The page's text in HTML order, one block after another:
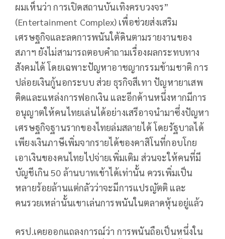
ผมเห็นว่า การเปิดสถานบันเทิงครบวงจร”
(Entertainment Complex) เพื่อช่วยส่งเสริม
เศรษฐกิจและลดการพนันใต้ดินตามรายงานของ
สภาฯ ยังไม่สามารถตอบคำถามเรื่องผลกระทบทาง
สังคมได้ โดยเฉพาะปัญหาอาชญากรรมข้ามชาติ การ
ปล่อยเงินกู้นอกระบบ ส่วย ธุรกิจสีเทา ปัญหายาเสพ
ติดและแหล่งการฟอกเงิน และอีกด้านหนึ่งหากมีการ
อนุญาตให้คนไทยเล่นได้อย่างเสรีอาจนำมาซึ่งปัญหา
เศรษฐกิจฐานรากของไทยล่มสลายได้ โดยรัฐบาลได้
เพียงเงินภาษีเพิ่มจากรายได้ของคาสิโนที่กอบโกย
เอาเงินของคนไทยไปจ่ายเพิ่มเติม ส่วนจะให้คนที่มี
บัญชีเกิน 50 ล้านบาทเข้าได้เท่านั้น ควรเพิ่มเป็น
หลายร้อยล้านแต่กลัวว่าจะมีการแปรญัตติ และ
คนรวยเหล่านั้นเขาเล่นการพนันในตลาดหุ้นอยู่แล้ว
ครป.เคยออกแถลงการณ์ว่า การพนันถือเป็นหนึ่งใน